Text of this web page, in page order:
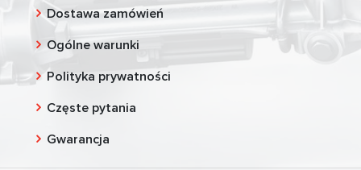
Dostawa zamówień
Ogólne warunki
Polityka prywatności
Częste pytania
Gwarancja